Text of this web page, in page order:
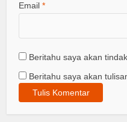
Email*
Beritahu saya akan
Beritahu saya akan